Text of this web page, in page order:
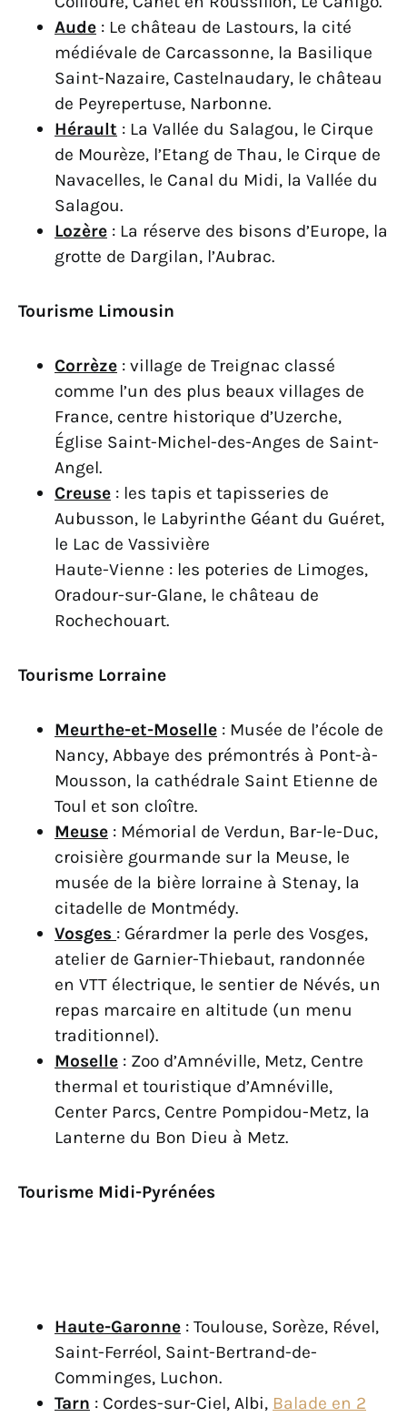
Aude : Le château de Lastours, la cité
médiévale de Carcassonne, la Basilique
Saint-Nazaire, Castelnaudary, le château
de Peyrepertuse, Narbonne.
Hérault : La Vallée du Salagou, le Cirque
de Mourèze, l’Etang de Thau, le Cirque de
Navacelles, le Canal du Midi, la Vallée du
Salagou.
Lozère : La réserve des bisons d’Europe, la
grotte de Dargilan, l’Aubrac.
Tourisme Limousin
Corrèze : village de Treignac classé
comme l’un des plus beaux villages de
France, centre historique d’Uzerche,
Église Saint-Michel-des-Anges de Saint-
Angel.
Creuse : les tapis et tapisseries de
Aubusson, le Labyrinthe Géant du Guéret,
le Lac de Vassivière
Haute-Vienne : les poteries de Limoges,
Oradour-sur-Glane, le château de
Rochechouart.
Tourisme Lorraine
Meurthe-et-Moselle : Musée de l’école de
Nancy, Abbaye des prémontrés à Pont-à-
Mousson, la cathédrale Saint Etienne de
Toul et son cloître.
Meuse : Mémorial de Verdun, Bar-le-Duc,
croisière gourmande sur la Meuse, le
musée de la bière lorraine à Stenay, la
citadelle de Montmédy.
Vosges : Gérardmer la perle des Vosges,
atelier de Garnier-Thiebaut, randonnée
en VTT électrique, le sentier de Névés, un
repas marcaire en altitude (un menu
traditionnel).
Moselle : Zoo d’Amnéville, Metz, Centre
thermal et touristique d’Amnéville,
Center Parcs, Centre Pompidou-Metz, la
Lanterne du Bon Dieu à Metz.
Tourisme Midi-Pyrénées
Haute-Garonne : Toulouse, Sorèze, Rével,
Saint-Ferréol, Saint-Bertrand-de-
Comminges, Luchon.
Tarn : Cordes-sur-Ciel, Albi, Balade en 2